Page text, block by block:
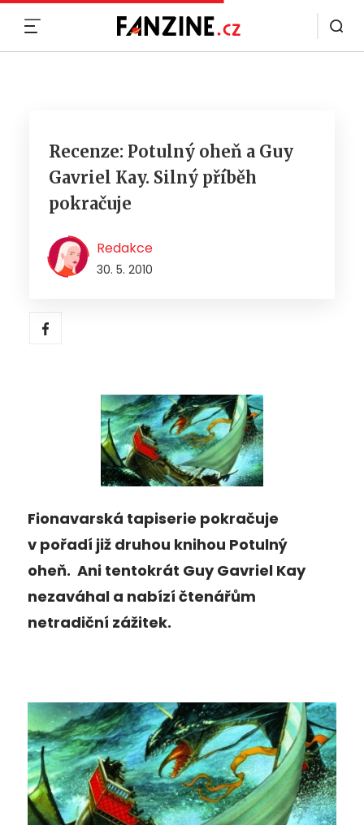
Recenze: Potulný oheň a Guy
Gavriel Kay. Silný příběh
pokračuje
Redakce
30. 5. 2010
Fionavarská tapiserie pokračuje
v pořadí již druhou knihou Potulný
oheň. Ani tentokrát Guy Gavriel Kay
nezaváhal a nabízí čtenářům
netradiční zážitek.